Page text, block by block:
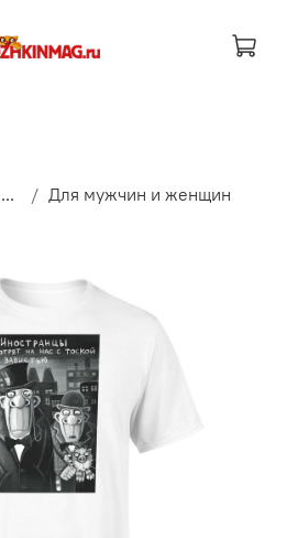
... Для мужчин и женщин